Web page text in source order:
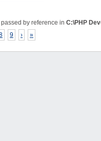
by reference in C:\PHP
9 › »